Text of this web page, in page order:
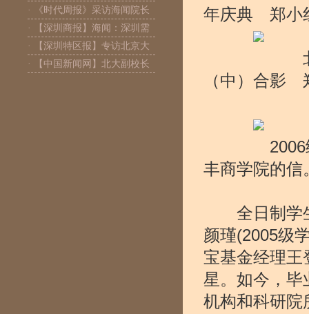
· 《时代周报》采访海闻院长
· 【深圳商报】海闻：深圳需
· 【深圳特区报】专访北京大
· 【中国新闻网】北大副校长
年庆
北京大学
（中）
2006级学
丰商学院的
全日制学生
颜瑾(2005级
宝基金经理王
星。如今，毕
机构和科研院